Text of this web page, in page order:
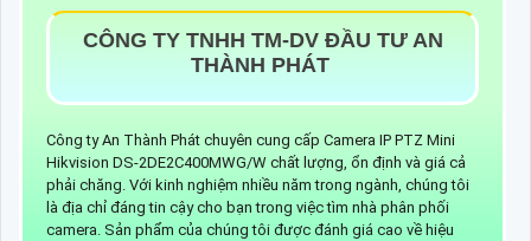
CÔNG TY TNHH TM-DV ĐẦU TƯ AN
THÀNH PHÁT
Công ty An Thành Phát chuyên cung cấp Camera IP PTZ Mini
Hikvision DS-2DE2C400MWG/W chất lượng, ổn định và giá cả
phải chăng. Với kinh nghiệm nhiều năm trong ngành, chúng tôi
là địa chỉ đáng tin cậy cho bạn trong việc tìm nhà phân phối
camera. Sản phẩm của chúng tôi được đánh giá cao về hiệu